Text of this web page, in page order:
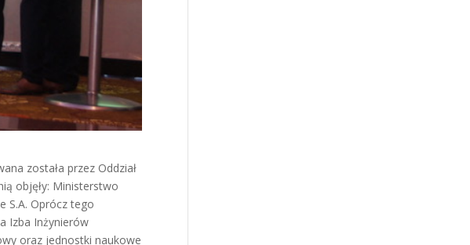
została przez Oddział
objęły: Ministerstwo
S.A. Oprócz tego
Izba Inżynierów
oraz jednostki naukowe